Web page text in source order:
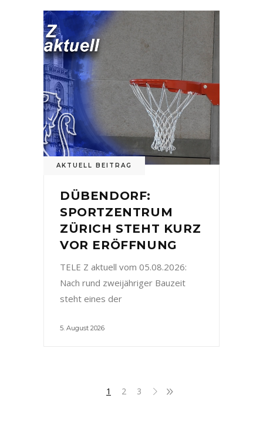
AKTUELL BEITRAG
DÜBENDORF:
SPORTZENTRUM
ZÜRICH STEHT KURZ
VOR ERÖFFNUNG
TELE Z aktuell vom 05.08.2026:
Nach rund zweijähriger Bauzeit
steht eines der
5. August 2026
1 2 3